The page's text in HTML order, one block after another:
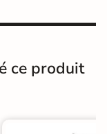
ce produit